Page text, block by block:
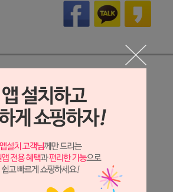
상세정보 새창 열기
상세 정보를 확대해 보실 수 있습니다.
※ 필독해주세요 ※
동에 따라 가격이 달라질 수 있으니
문의 후 주문 바랍니다.